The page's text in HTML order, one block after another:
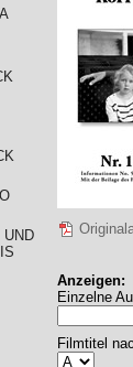
Anzeigen:
Einzelne
Filmtitel